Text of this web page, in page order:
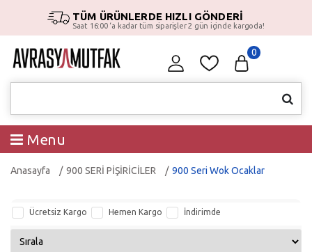
TÜM ÜRÜNLERDE HIZLI GÖNDERİ
Saat 16:00 ‘a kadar tüm siparişler 2 gün içinde kargoda!
0
Menu
Anasayfa 900 SERİ PİŞİRİCİLER 900 Seri Wok Ocaklar
Ücretsiz Kargo Hemen Kargo İndirimde